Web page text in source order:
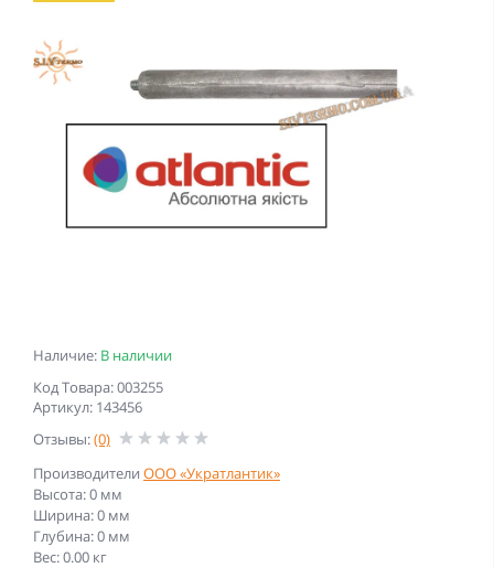
Наличие: В наличии
Код Товара: 003255
Артикул: 143456
Отзывы:(0)
Производители ООО «Укратлантик»
Высота: 0 мм
Ширина: 0 мм
Глубина: 0 мм
Вес: 0.00 кг